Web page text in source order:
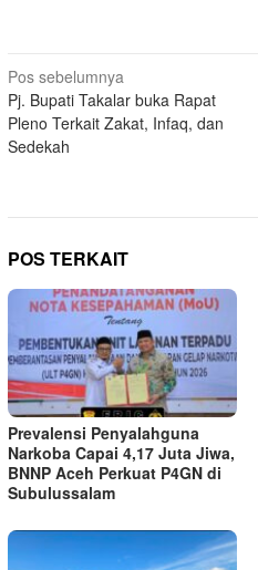
Navigasi
pos
Pos sebelumnya
Pj. Bupati Takalar buka Rapat
Pleno Terkait Zakat, Infaq, dan
Sedekah
POS TERKAIT
Prevalensi Penyalahguna
Narkoba Capai 4,17 Juta Jiwa,
BNNP Aceh Perkuat P4GN di
Subulussalam